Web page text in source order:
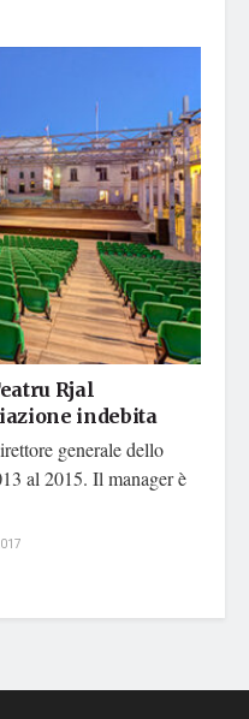
Rjal
indebita
generale dello
al 2015. Il manager è